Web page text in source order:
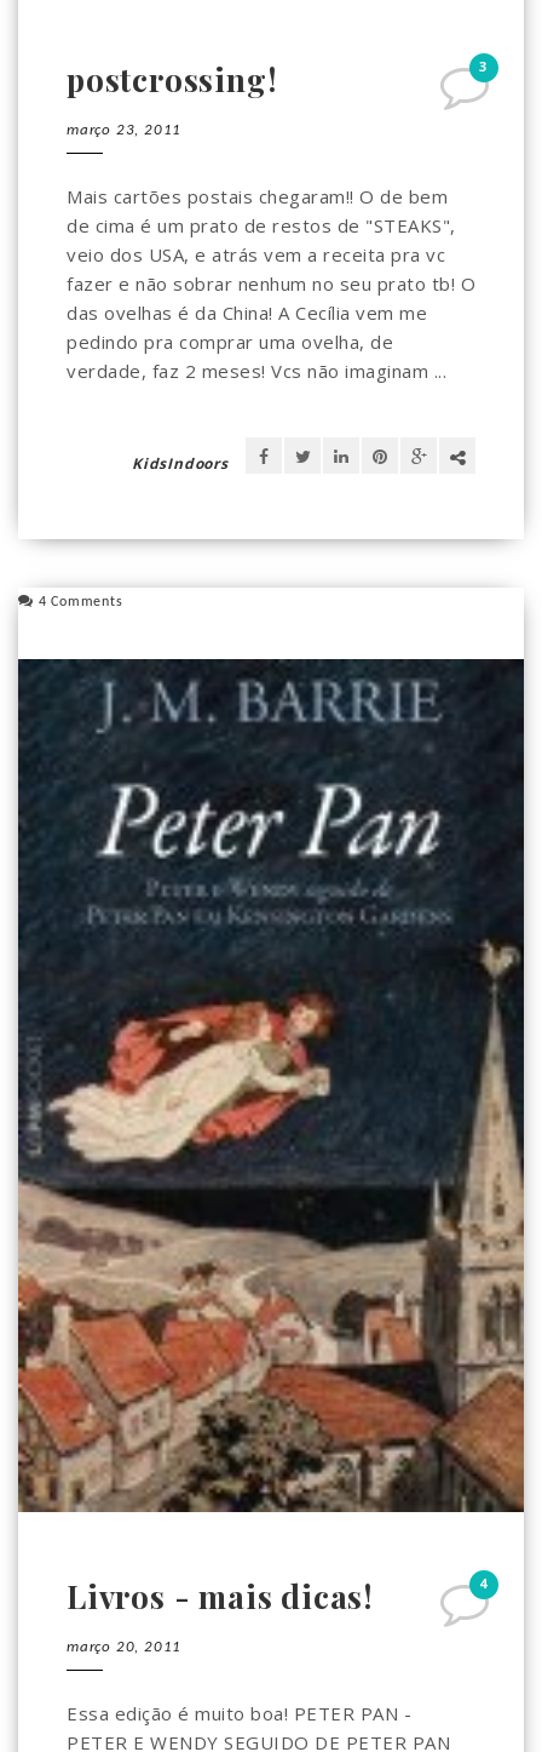
3
postcrossing!
março 23, 2011
Mais cartões postais chegaram!! O de bem
de cima é um prato de restos de "STEAKS",
veio dos USA, e atrás vem a receita pra vc
fazer e não sobrar nenhum no seu prato tb! O
das ovelhas é da China! A Cecília vem me
pedindo pra comprar uma ovelha, de
verdade, faz 2 meses! Vcs não imaginam ...
KidsIndoors
4 Comments
4
Livros - mais dicas!
março 20, 2011
Essa edição é muito boa! PETER PAN -
PETER E WENDY SEGUIDO DE PETER PAN